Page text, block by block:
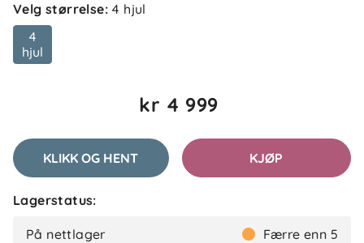
Velg størrelse: 4 hjul
4
hjul
kr 4 999
KLIKK OG HENT KJØP
Lagerstatus:
På nettlager Færre enn 5